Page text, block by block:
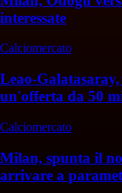
interessate
Calciomercato
Leao-
un'offerta da 50
Calciomercato
Milan, spunta il
arrivare a